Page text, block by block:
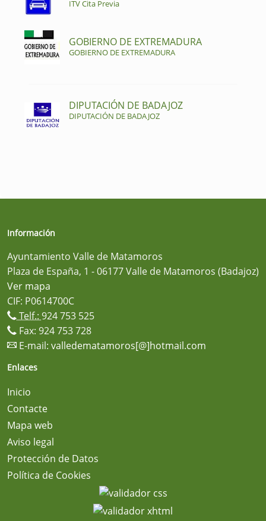
ITV Cita Previa
GOBIERNO DE EXTREMADURA
GOBIERNO DE EXTREMADURA
DIPUTACIÓN DE BADAJOZ
DIPUTACIÓN DE BADAJOZ
Información
Ayuntamiento Valle de Matamoros
Plaza de España, 1 - 06177 Valle de Matamoros (Badajoz)
Ver mapa
CIF: P0614700C
Telf.: 924 753 525
Fax: 924 753 728
E-mail: valledematamoros[@]hotmail.com
Enlaces
Inicio
Contacte
Mapa web
Aviso legal
Protección de Datos
Política de Cookies